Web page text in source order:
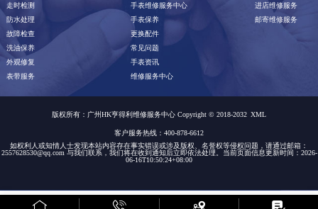
走时检测
防水处理
故障检查
洗油保养
外观修复
表带服务
手表维修服务中心
手表保养
更换配件
常见问题
手表资讯
维修服务中心
进店维修服务
邮寄维修服务
版权所有：广州HK亨得利维修服务中心 Copyright © 2018-2032 XML
客户服务热线：400-878-6612
如权利人或知情人士发现本站内容存在事实错误或涉及版权、名誉权等侵权问题，请通过邮箱：
2557628530@qq.com 与我们联系，我们将在收到通知后立即依法处理。当前页面信息更新时间：2026-
06-16T10:50:24+08:00